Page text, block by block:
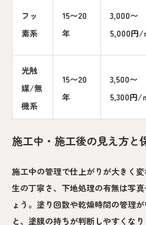
フッ
素系
15〜20
年
3,000〜
5,000円/
光触
媒/無
機系
15〜20
年
3,500〜
5,300円/
施工中・施工後の見え方と
施工中の管理で仕上がりが大きく
生の丁寧さ、下地処理の有無は写
ょう。塗り回数や乾燥時間の管理
と、塗膜の持ちが判断しやすくなり